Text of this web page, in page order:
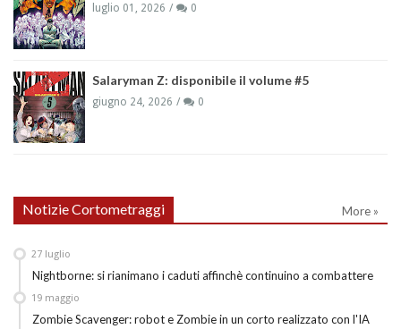
luglio 01, 2026 0
Salaryman Z: disponibile il volume #5
giugno 24, 2026 0
Notizie Cortometraggi More »
Nightborne: si rianimano i caduti affinchè continuino a combattere
27 luglio
Zombie Scavenger: robot e Zombie in un corto realizzato con l'IA
19 maggio